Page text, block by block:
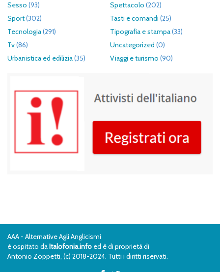
Sesso (93) Spettacolo (202)
Sport(302) Tasti e comandi (25)
Tecnologia(291) Tipografia e stampa(33)
Tv(86) Uncategorized (0)
Urbanistica ed edilizia(35) Viaggi e turismo (90)
AAA - Alternative Agli Anglicismi
è ospitato daItalofonia.info ed è di proprietà di
Antonio Zoppetti, (c) 2018-2024. Tutti i diritti riservati.